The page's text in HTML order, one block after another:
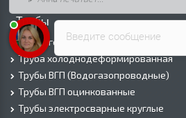
Трубы
Трубы горячедеформированные
Труба холоднодеформированная
Трубы ВГП (Водогазопроводные)
Трубы ВГП оцинкованные
Трубы электросварные круглые
Введите сообщение